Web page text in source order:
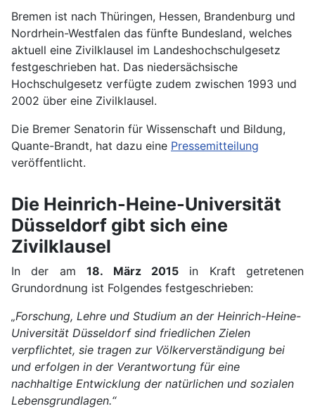
Bremen ist nach Thüringen, Hessen, Brandenburg und
Nordrhein-Westfalen das fünfte Bundesland, welches
aktuell eine Zivilklausel im Landeshochschulgesetz
festgeschrieben hat. Das niedersächsische
Hochschulgesetz verfügte zudem zwischen 1993 und
2002 über eine Zivilklausel.
Die Bremer Senatorin für Wissenschaft und Bildung,
Quante-Brandt, hat dazu eine Pressemitteilung
veröffentlicht.
Die Heinrich-Heine-Universität
Düsseldorf gibt sich eine
Zivilklausel
In der am18. März 2015in Kraft getretenen
Grundordnung ist Folgendes festgeschrieben:
„Forschung, Lehre und Studium an der Heinrich-Heine-
Universität Düsseldorf sind friedlichen Zielen
verpflichtet, sie tragen zur Völkerverständigung bei
und erfolgen in der Verantwortung für eine
nachhaltige Entwicklung der natürlichen und sozialen
Lebensgrundlagen.“